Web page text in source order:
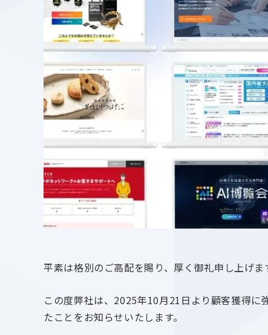
平素は格別のご高配を賜り、厚く御礼申し上げま
この度弊社は、2025年10月21日より顧客獲得
たことをお知らせいたします。